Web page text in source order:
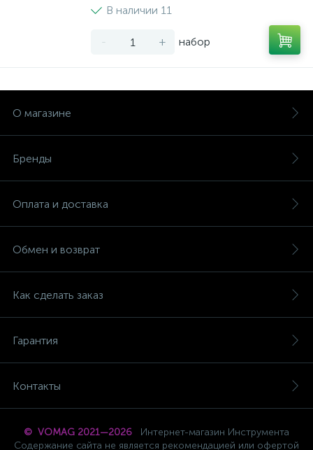
В наличии 11
- + набор
О магазине
Бренды
Оплата и доставка
Обмен и возврат
Как сделать заказ
Гарантия
Контакты
© VOMAG 2021—2026
Интернет-магазин Инструмента
Содержание сайта не является рекомендацией или офертой